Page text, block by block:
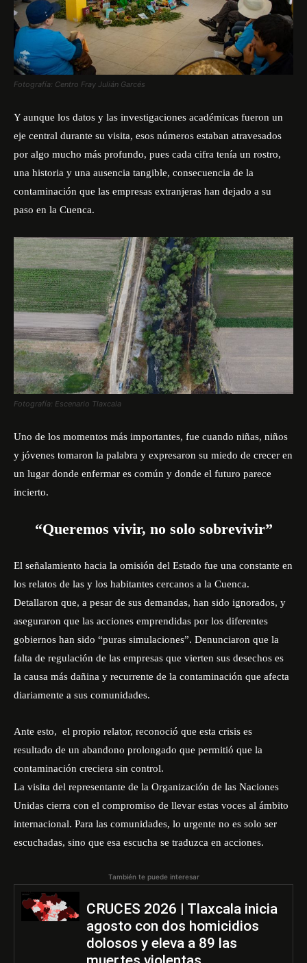
Fotografía: Centro Fray Julián Garcés
Y aunque los datos y las investigaciones académicas fueron un
eje central durante su visita, esos números estaban atravesados
por algo mucho más profundo, pues cada cifra tenía un rostro,
una historia y una ausencia tangible, consecuencia de la
contaminación que las empresas extranjeras han dejado a su
paso en la Cuenca.
Fotografía: Escenario Tlaxcala
Uno de los momentos más importantes, fue cuando niñas, niños
y jóvenes tomaron la palabra y expresaron su miedo de crecer en
un lugar donde enfermar es común y donde el futuro parece
incierto.
“Queremos vivir, no solo sobrevivir”
El señalamiento hacia la omisión del Estado fue una constante en
los relatos de las y los habitantes cercanos a la Cuenca.
Detallaron que, a pesar de sus demandas, han sido ignorados, y
aseguraron que las acciones emprendidas por los diferentes
gobiernos han sido “puras simulaciones”. Denunciaron que la
falta de regulación de las empresas que vierten sus desechos es
la causa más dañina y recurrente de la contaminación que afecta
diariamente a sus comunidades.
Ante esto, el propio relator, reconoció que esta crisis es
resultado de un abandono prolongado que permitió que la
contaminación creciera sin control.
La visita del representante de la Organización de las Naciones
Unidas cierra con el compromiso de llevar estas voces al ámbito
internacional. Para las comunidades, lo urgente no es solo ser
escuchadas, sino que esa escucha se traduzca en acciones.
También te puede interesar
CRUCES 2026 | Tlaxcala inicia
agosto con dos homicidios
dolosos y eleva a 89 las